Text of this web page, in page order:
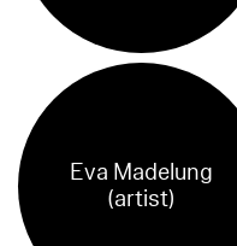
Eva Madelung
(artist)